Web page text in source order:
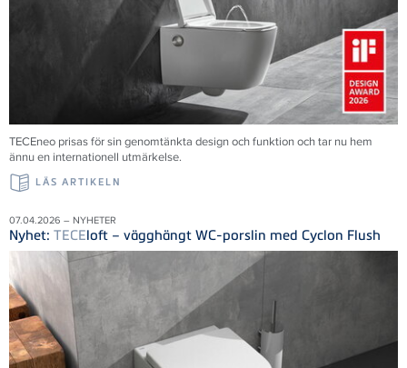
TECEneo prisas för sin genomtänkta design och funktion och tar nu hem
ännu en internationell utmärkelse.
LÄS ARTIKELN
07.04.2026 – NYHETER
Nyhet: TECEloft – vägghängt WC-porslin med Cyclon Flush